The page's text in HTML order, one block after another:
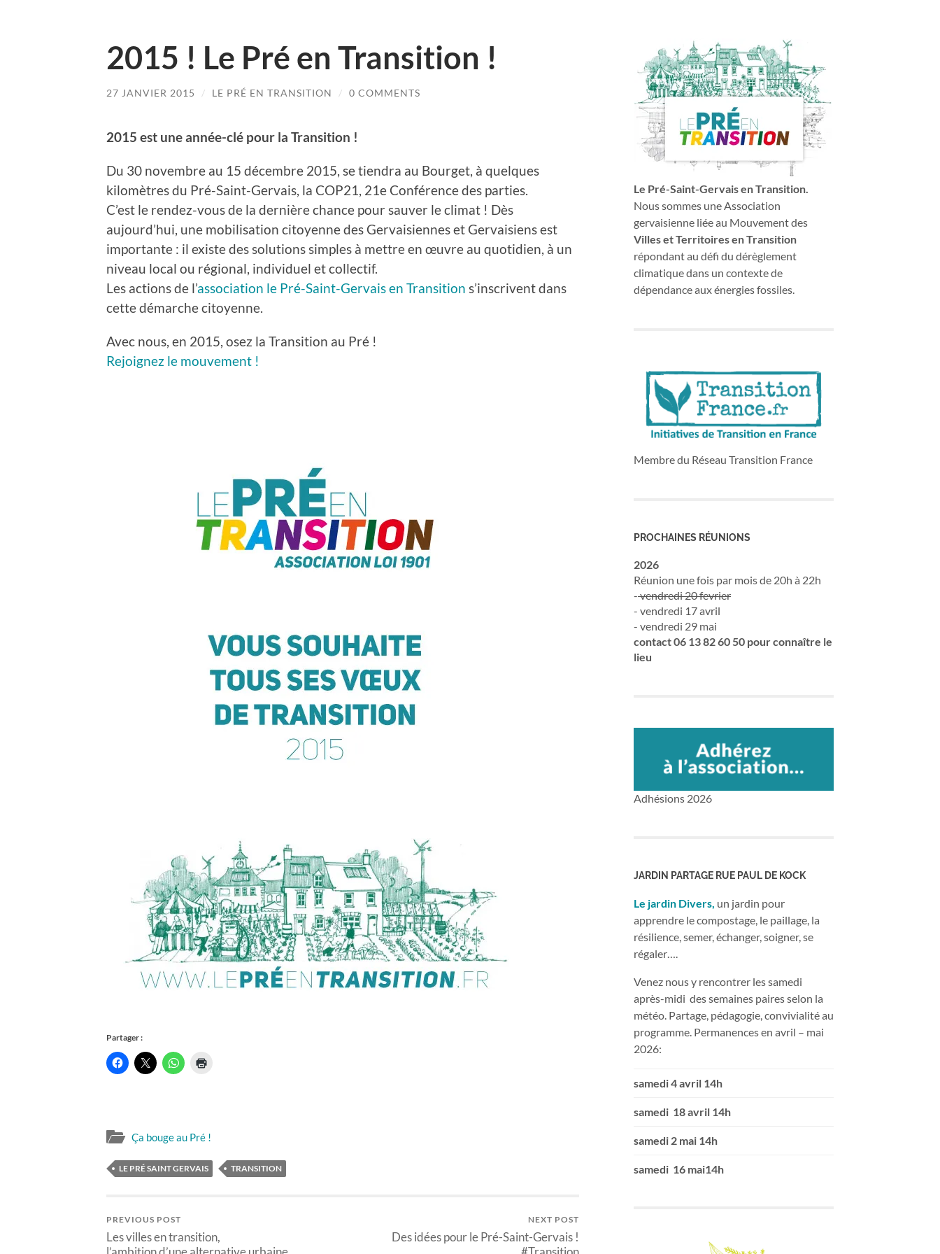
2015 ! Le Pré en Transition !
27 JANVIER 2015 / LE PRÉ EN TRANSITION / 0 COMMENTS
2015 est une année-clé pour la Transition !
Du 30 novembre au 15 décembre 2015, se tiendra au Bourget, à quelques
kilomètres du Pré-Saint-Gervais, la COP21, 21e Conférence des parties.
C’est le rendez-vous de la dernière chance pour sauver le climat ! Dès
aujourd’hui, une mobilisation citoyenne des Gervaisiennes et Gervaisiens est
importante : il existe des solutions simples à mettre en œuvre au quotidien, à un
niveau local ou régional, individuel et collectif.
Les actions de l’association le Pré-Saint-Gervais en Transition s’inscrivent dans
cette démarche citoyenne.
Avec nous, en 2015, osez la Transition au Pré !
Rejoignez le mouvement !
Partager :
Ça bouge au Pré !
LE PRÉ SAINT GERVAIS TRANSITION
PREVIOUS POST
Les villes en transition,
NEXT POST
Des idées pour le Pré-Saint-Gervais !
Le Pré-Saint-Gervais en Transition.
Nous sommes une Association
gervaisienne liée au Mouvement des
Villes et Territoires en Transition
répondant au défi du dérèglement
climatique dans un contexte de
dépendance aux énergies fossiles.
Membre du Réseau Transition France
PROCHAINES RÉUNIONS
2026
Réunion une fois par mois de 20h à 22h
-vendredi 20 fevrier
- vendredi 17 avril
- vendredi 29 mai
contact 06 13 82 60 50 pour connaître le
lieu
Adhésions 2026
JARDIN PARTAGE RUE PAUL DE KOCK
Le jardin Divers, un jardin pour
apprendre le compostage, le paillage, la
résilience, semer, échanger, soigner, se
régaler….
Venez nous y rencontrer les samedi
après-midi des semaines paires selon la
météo. Partage, pédagogie, convivialité au
programme. Permanences en avril – mai
2026:
samedi 4 avril 14h
samedi 18 avril 14h
samedi 2 mai 14h
samedi 16 mai14h